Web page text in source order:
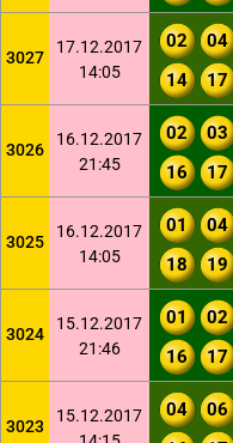
3027
17.12.2017
14:05
02 04
14
17
3026
16.12.2017
21:45
02 03
16
17
3025
16.12.2017
14:05
01 04
18
19
3024
15.12.2017
21:46
01 02
16
17
3023
15.12.2017
04 06